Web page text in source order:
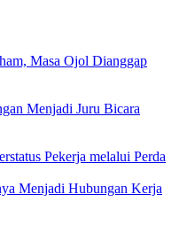
Masa Ojol Dianggap
Menjadi Juru Bicara
Pekerja melalui Perda
Menjadi Hubungan Kerja